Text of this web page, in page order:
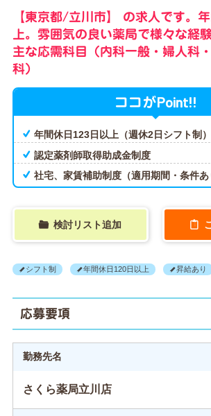
【東京都/立川市】 の求人です。
上。雰囲気の良い薬局で様々な経
主な応需科目（内科一般・婦人科
科）
ココがPoint!!
年間休日123日以上（週休2日シフト制）
認定薬剤師取得助成金制度
社宅、家賃補助制度（適用期間・条件あ
検討リスト追加
シフト制 年間休日120日以上 昇給あり
応募要項
勤務先名
さくら薬局立川店